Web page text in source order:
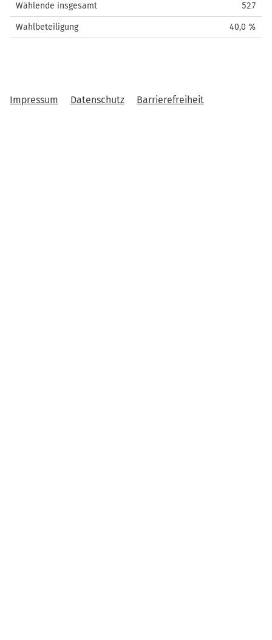
Wählende insgesamt 527
Wahlbeteiligung 40,0 %
Impressum Datenschutz Barrierefreiheit